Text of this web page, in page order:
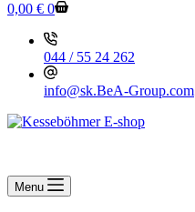
0,00 € 0
044 / 55 24 262
info@sk.BeA-Group.com
Menu